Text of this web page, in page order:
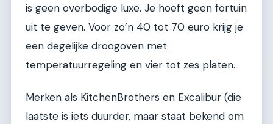
is geen overbodige luxe. Je hoeft geen fortuin
uit te geven. Voor zo’n 40 tot 70 euro krijg je
een degelijke droogoven met
temperatuurregeling en vier tot zes platen.
Merken als KitchenBrothers en Excalibur (die
laatste is iets duurder, maar staat bekend om